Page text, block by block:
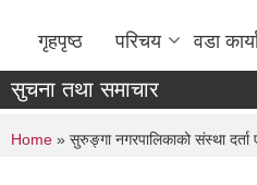
गृहपृष्ठ परिचय वडा
सुचना तथा समाचार
You are here
Home » सुरुङ्गा नगरपालिकाको संस्था